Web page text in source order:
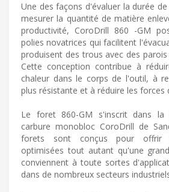
Une des façons d'évaluer la durée
mesurer la quantité de matière
productivité, CoroDrill 860 -GM
polies novatrices qui facilitent
produisent des trous avec des
Cette conception contribue à
chaleur dans le corps de l'outil, à
plus résistante et à réduire les forces
Le foret 860-GM s'inscrit dans la
carbure monobloc CoroDrill de
forets sont conçus pour offrir
optimisées tout autant qu'une
conviennent à toute sortes
dans de nombreux secteurs